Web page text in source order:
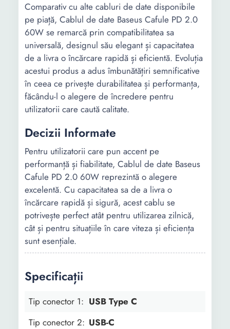
Comparativ cu alte cabluri de date disponibile
pe piață, Cablul de date Baseus Cafule PD 2.0
60W se remarcă prin compatibilitatea sa
universală, designul său elegant și capacitatea
de a livra o încărcare rapidă și eficientă. Evoluția
acestui produs a adus îmbunătățiri semnificative
în ceea ce privește durabilitatea și performanța,
făcându-l o alegere de încredere pentru
utilizatorii care caută calitate.
Decizii Informate
Pentru utilizatorii care pun accent pe
performanță și fiabilitate, Cablul de date Baseus
Cafule PD 2.0 60W reprezintă o alegere
excelentă. Cu capacitatea sa de a livra o
încărcare rapidă și sigură, acest cablu se
potrivește perfect atât pentru utilizarea zilnică,
cât și pentru situațiile în care viteza și eficiența
sunt esențiale.
Specificații
Tip conector 1: USB Type C
Tip conector 2: USB-C